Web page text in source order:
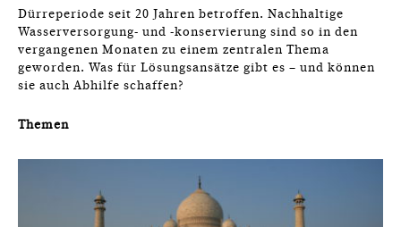
Dürreperiode seit 20 Jahren betroffen. Nachhaltige
Wasserversorgung- und -konservierung sind so in den
vergangenen Monaten zu einem zentralen Thema
geworden. Was für Lösungsansätze gibt es – und können
sie auch Abhilfe schaffen?
Themen